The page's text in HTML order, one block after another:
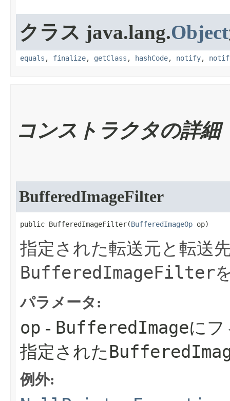
クラス java.lang.Object
equals , finalize, getClass , hashCode, notify,
コンストラクタの詳細
BufferedImageFilter
public BufferedImageFilter​(BufferedImageOp op)
指定された転送元と転送
BufferedImageFilter
パラメータ:
op - BufferedImageに
指定された
例外: